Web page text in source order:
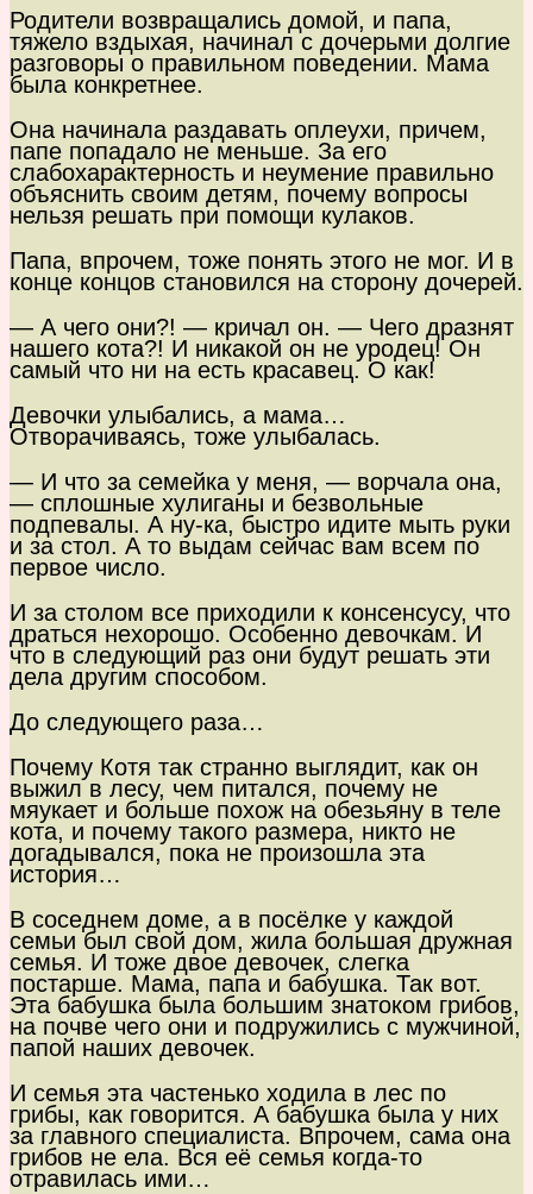
Родители возвращались домой, и папа,
тяжело вздыхая, начинал с дочерьми долгие
разговоры о правильном поведении. Мама
была конкретнее.
Она начинала раздавать оплеухи, причем,
папе попадало не меньше. За его
слабохарактерность и неумение правильно
объяснить своим детям, почему вопросы
нельзя решать при помощи кулаков.
Папа, впрочем, тоже понять этого не мог. И в
конце концов становился на сторону дочерей.
— А чего они?! — кричал он. — Чего дразнят
нашего кота?! И никакой он не уродец! Он
самый что ни на есть красавец. О как!
Девочки улыбались, а мама…
Отворачиваясь, тоже улыбалась.
— И что за семейка у меня, — ворчала она,
— сплошные хулиганы и безвольные
подпевалы. А ну-ка, быстро идите мыть руки
и за стол. А то выдам сейчас вам всем по
первое число.
И за столом все приходили к консенсусу, что
драться нехорошо. Особенно девочкам. И
что в следующий раз они будут решать эти
дела другим способом.
До следующего раза…
Почему Котя так странно выглядит, как он
выжил в лесу, чем питался, почему не
мяукает и больше похож на обезьяну в теле
кота, и почему такого размера, никто не
догадывался, пока не произошла эта
история…
В соседнем доме, а в посёлке у каждой
семьи был свой дом, жила большая дружная
семья. И тоже двое девочек, слегка
постарше. Мама, папа и бабушка. Так вот.
Эта бабушка была большим знатоком грибов,
на почве чего они и подружились с мужчиной,
папой наших девочек.
И семья эта частенько ходила в лес по
грибы, как говорится. А бабушка была у них
за главного специалиста. Впрочем, сама она
грибов не ела. Вся её семья когда-то
отравилась ими…